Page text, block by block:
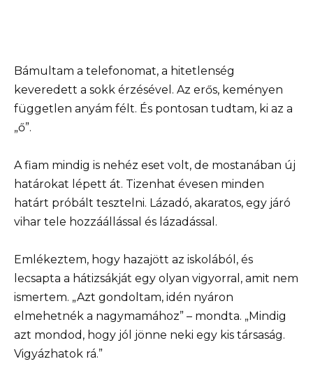
Bámultam a telefonomat, a hitetlenség
keveredett a sokk érzésével. Az erős, keményen
független anyám félt. És pontosan tudtam, ki az a
„ő”.
A fiam mindig is nehéz eset volt, de mostanában új
határokat lépett át. Tizenhat évesen minden
határt próbált tesztelni. Lázadó, akaratos, egy járó
vihar tele hozzáállással és lázadással.
Emlékeztem, hogy hazajött az iskolából, és
lecsapta a hátizsákját egy olyan vigyorral, amit nem
ismertem. „Azt gondoltam, idén nyáron
elmehetnék a nagymamához” – mondta. „Mindig
azt mondod, hogy jól jönne neki egy kis társaság.
Vigyázhatok rá.”